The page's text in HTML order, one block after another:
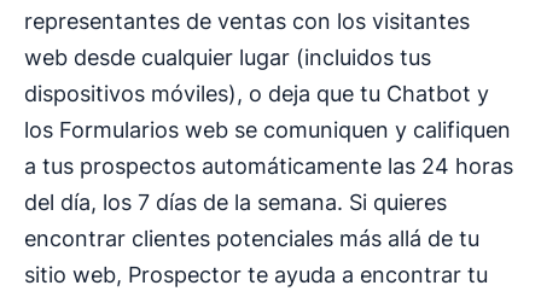
representantes de ventas con los visitantes
web desde cualquier lugar (incluidos tus
dispositivos móviles), o deja que tu Chatbot y
los Formularios web se comuniquen y califiquen
a tus prospectos automáticamente las 24 horas
del día, los 7 días de la semana. Si quieres
encontrar clientes potenciales más allá de tu
sitio web, Prospector te ayuda a encontrar tu